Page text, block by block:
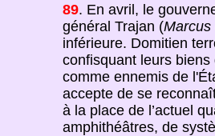
89. En avril, le
général Trajan (Marcus
inférieure. Domitien
confisquant leurs
comme ennemis de
accepte de se
à la place de l’actuel
amphithéâtres, de